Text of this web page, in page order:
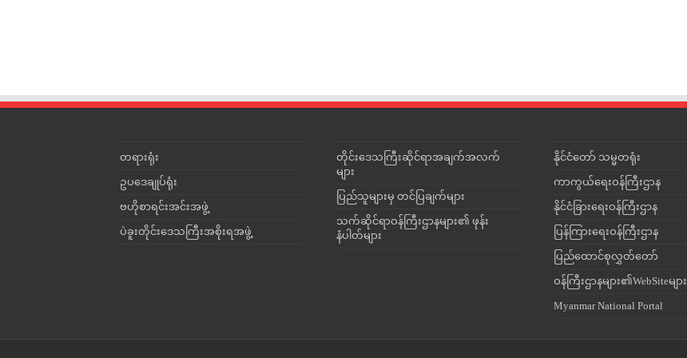
တရားရုံး
ဥပဒေချုပ်ရုံး
ဗဟိုစာရင်းအင်းအဖွဲ့
ပဲခူးတိုင်းဒေသကြီးအစိုးရအဖွဲ့
တိုင်းဒေသကြီးဆိုင်ရာအချက်အလက်
များ
ပြည်သူများမှ တင်ပြချက်များ
သက်ဆိုင်ရာဝန်ကြီးဌာနများ၏ ဖုန်း
နံပါတ်များ
နိုင်ငံတော် သမ္မတရုံး
ကာကွယ်ရေးဝန်ကြီးဌာန
နိုင်ငံခြားရေးဝန်ကြီးဌာန
ပြန်ကြားရေးဝန်ကြီးဌာန
ပြည်ထောင်စုလွှတ်တော်
ဝန်ကြီးဌာနများ၏WebSiteများ
Myanmar National Portal